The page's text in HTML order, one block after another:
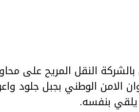
النقل المريح على
الامن الوطني بجبل جلود
بنفسه.